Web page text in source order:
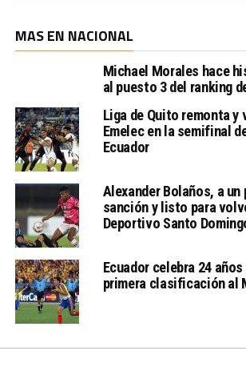
MAS EN NACIONAL
Michael Morales hace
al puesto 3 del ranking
Liga de Quito remonta y
Emelec en la semifinal
Ecuador
Alexander Bolaños, a un
sanción y listo para
Deportivo Santo
Ecuador celebra 24
primera clasificación al